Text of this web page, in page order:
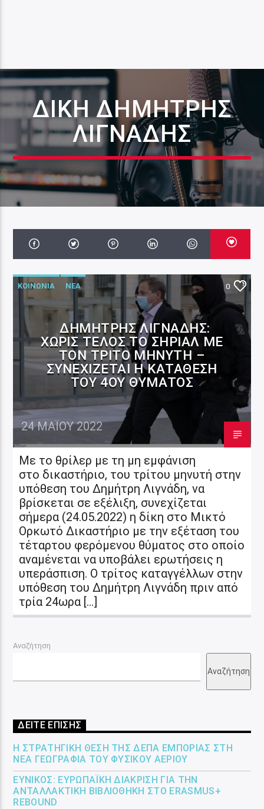
ΔΙΚΗ ΔΗΜΗΤΡΗΣ
ΛΙΓΝΑΔΗΣ
ΚΟΙΝΩΝΙΑ ΝΕΑ 0
ΔΗΜΉΤΡΗΣ ΛΙΓΝΆΔΗΣ:
ΧΩΡΊΣ ΤΈΛΟΣ ΤΟ ΣΉΡΙΑΛ ΜΕ
ΤΟΝ ΤΡΊΤΟ ΜΗΝΥΤΉ –
ΣΥΝΕΧΊΖΕΤΑΙ Η ΚΑΤΆΘΕΣΗ
ΤΟΥ 4ΟΥ ΘΎΜΑΤΟΣ
24 ΜΑΪ́ΟΥ 2022
Με το θρίλερ με τη μη εμφάνιση
στο δικαστήριο, του τρίτου μηνυτή στην
υπόθεση του Δημήτρη Λιγνάδη, να
βρίσκεται σε εξέλιξη, συνεχίζεται
σήμερα (24.05.2022) η δίκη στο Μικτό
Ορκωτό Δικαστήριο με την εξέταση του
τέταρτου φερόμενου θύματος στο οποίο
αναμένεται να υποβάλει ερωτήσεις η
υπεράσπιση. Ο τρίτος καταγγέλλων στην
υπόθεση του Δημήτρη Λιγνάδη πριν από
τρία 24ωρα […]
Αναζήτηση
Αναζήτηση
ΔΕΙΤΕ ΕΠΙΣΗΣ
Η ΣΤΡΑΤΗΓΙΚΉ ΘΈΣΗ ΤΗΣ ΔΕΠΑ ΕΜΠΟΡΊΑΣ ΣΤΗ
ΝΈΑ ΓΕΩΓΡΑΦΊΑ ΤΟΥ ΦΥΣΙΚΟΎ ΑΕΡΊΟΥ
ΕΎΝΙΚΟΣ: ΕΥΡΩΠΑΪΚΉ ΔΙΆΚΡΙΣΗ ΓΙΑ ΤΗΝ
ΑΝΤΑΛΛΑΚΤΙΚΉ ΒΙΒΛΙΟΘΉΚΗ ΣΤΟ ERASMUS+
REBOUND